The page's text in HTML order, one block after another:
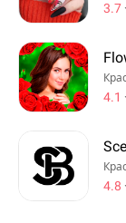
3.7
4.1
4.8